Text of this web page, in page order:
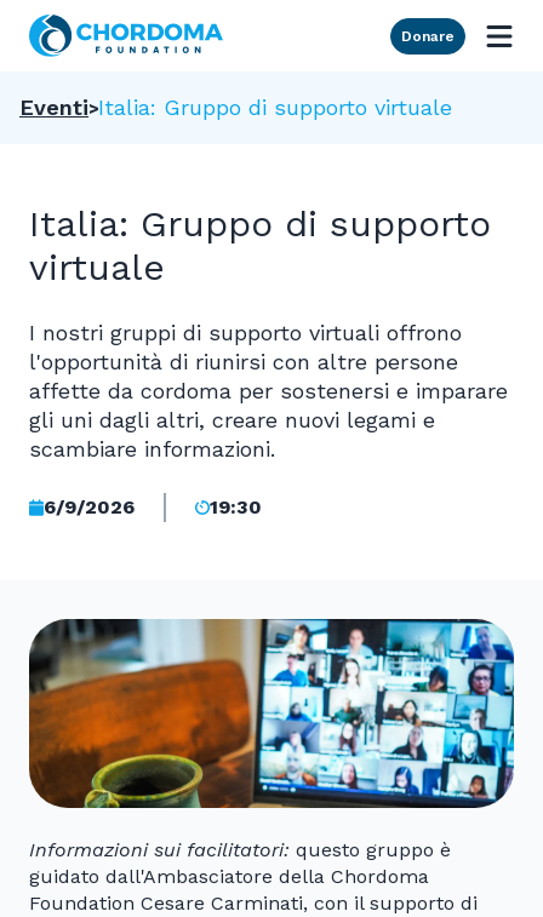
Skip to Main Content
Donare
Eventi Italia: Gruppo di supporto virtuale
Italia: Gruppo di supporto
virtuale
I nostri gruppi di supporto virtuali offrono
l'opportunità di riunirsi con altre persone
affette da cordoma per sostenersi e imparare
gli uni dagli altri, creare nuovi legami e
scambiare informazioni.
6/9/2026 19:30
Informazioni sui facilitatori: questo gruppo è
guidato dall'Ambasciatore della Chordoma
Foundation Cesare Carminati, con il supporto di